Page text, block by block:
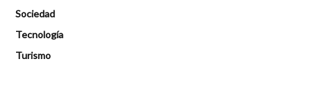
Sociedad
Tecnología
Turismo